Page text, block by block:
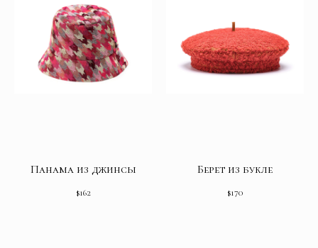
Панама из джинсы
$162
Берет из букле
$170